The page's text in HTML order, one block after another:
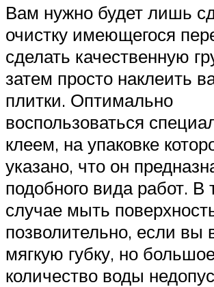
Вам нужно будет лишь
очистку имеющегося
сделать качественную
затем просто наклеить
плитки. Оптимально
воспользоваться
клеем, на упаковке
указано, что он
подобного вида работ. В
случае мыть
позволительно, если вы
мягкую губку, но
количество воды